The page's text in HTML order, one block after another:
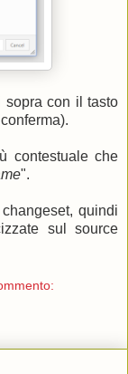
sopra con il tasto
contestuale che
".
quindi
sul source